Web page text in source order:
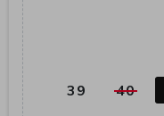
39 40